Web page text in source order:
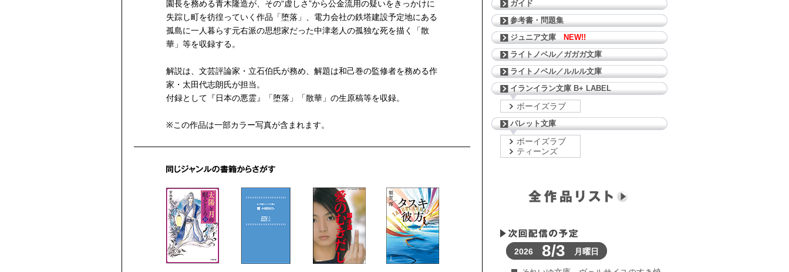
園長を務める青木隆造が、その“虚しさ”から公金流用の疑いをきっかけに
失踪し町を彷徨っていく作品「堕落」、電力会社の鉄塔建設予定地にある
孤島に一人暮らす元右派の思想家だった中津老人の孤独な死を描く「散
華」等を収録する。
解説は、文芸評論家・立石伯氏が務め、解題は和己巻の監修者を務める作
家・太田代志朗氏が担当。
付録として『日本の悪霊』「堕落」「散華」の生原稿等を収録。
※この作品は一部カラー写真が含まれます。
ガイド
参考書・問題集
ジュニア文庫
NEW!!
ライトノベル／ガガガ文庫
ライトノベル／ルルル文庫
イランイラン文庫 B+ LABEL
ボーイズラブ
パレット文庫
ボーイズラブ
ティーンズ
2026 8/3 月曜日